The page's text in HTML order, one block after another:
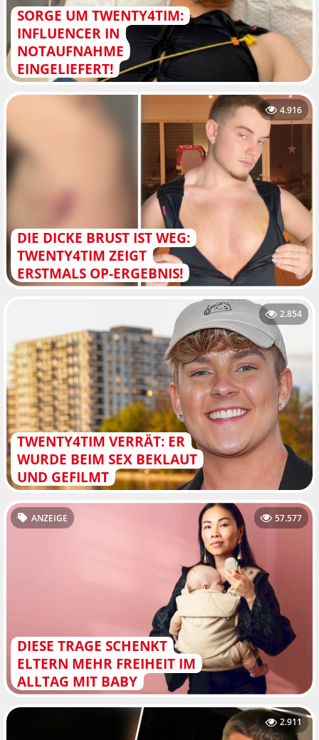
SORGE UM TWENTY4TIM:
INFLUENCER IN
NOTAUFNAHME
EINGELIEFERT!
DIE DICKE BRUST IST WEG:
TWENTY4TIM ZEIGT
ERSTMALS OP-ERGEBNIS!
4.916
TWENTY4TIM VERRÄT: ER
WURDE BEIM SEX BEKLAUT
UND GEFILMT
2.854
DIESE TRAGE SCHENKT
ELTERN MEHR FREIHEIT IM
ALLTAG MIT BABY
ANZEIGE 57.577
2.911